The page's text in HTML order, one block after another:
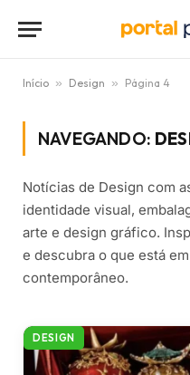
Início » Design » Página 4
NAVEGANDO:
Notícias de Design com
identidade visual,
arte e design gráfico.
e descubra o que está
contemporâneo.
DESIGN